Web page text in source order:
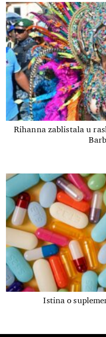
Rihanna zablistala u
Istina o